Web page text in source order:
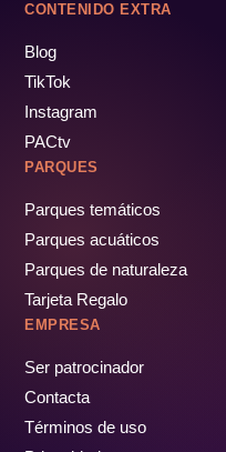
CONTENIDO EXTRA
Blog
TikTok
Instagram
PACtv
PARQUES
Parques temáticos
Parques acuáticos
Parques de naturaleza
Tarjeta Regalo
EMPRESA
Ser patrocinador
Contacta
Términos de uso